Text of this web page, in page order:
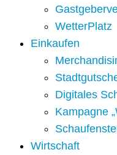
WetterPlatz
Einkaufen
Digitales
Kampagne
Wirtschaft